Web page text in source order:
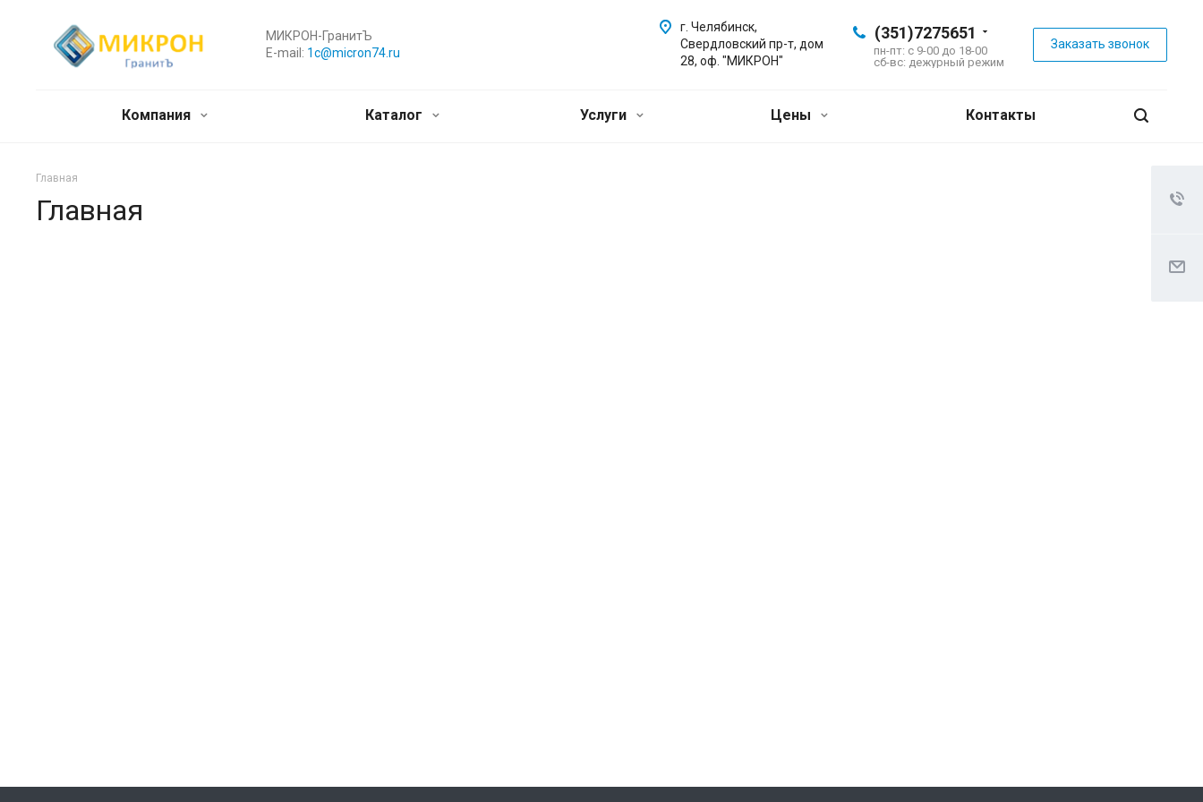
МИКРОН-ГранитЪ
E-mail: 1c@micron74.ru
(351)7275651
пн-пт: с 9-00 до 18-00
сб-вс: дежурный режим
Заказать звонок
г. Челябинск,
Свердловский пр-т, дом
28, оф. "МИКРОН"
Компания Каталог Услуги Цены Контакты
Главная
Главная